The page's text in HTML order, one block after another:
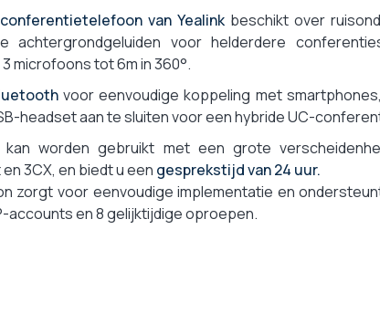
van Yealinkbeschikt over
achtergrondgeluiden voor helderdere
microfoons tot 6m in 360°.
voor eenvoudige koppeling met
headset aan te sluiten voor een hybride UC-
kan worden gebruikt met een grote
3CX, en biedt u een gesprekstijd van 24 uur.
zorgt voor eenvoudige implementatie en
accounts en 8 gelijktijdige oproepen.